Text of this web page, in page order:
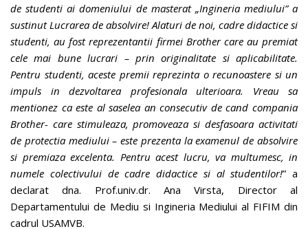
de studenti ai domeniului de masterat „Ingineria mediului” a
sustinut Lucrarea de absolvire! Alaturi de noi, cadre didactice si
studenti, au fost reprezentantii firmei Brother care au premiat
cele mai bune lucrari – prin originalitate si aplicabilitate.
Pentru studenti, aceste premii reprezinta o recunoastere si un
impuls in dezvoltarea profesionala ulterioara. Vreau sa
mentionez ca este al saselea an consecutiv de cand compania
Brother- care stimuleaza, promoveaza si desfasoara activitati
de protectia mediului – este prezenta la examenul de absolvire
si premiaza excelenta. Pentru acest lucru, va multumesc, in
numele colectivului de cadre didactice si al studentilor!” a
declarat dna. Prof.univ.dr. Ana Virsta, Director al
Departamentului de Mediu si Ingineria Mediului al FIFIM din
cadrul USAMVB.